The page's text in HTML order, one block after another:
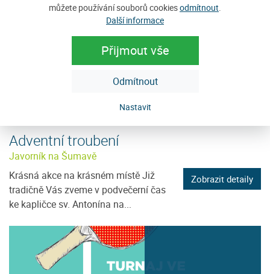
můžete používání souborů cookiesodmítnout
Další informace
Přijmout vše
Odmítnout
Nastavit
PRO
Adventní troubení
Javorník na Šumavě
Krásná akce na krásném místě Již
tradičně Vás zveme v podvečerní čas
ke kapličce sv. Antonína na...
Zobrazit detaily